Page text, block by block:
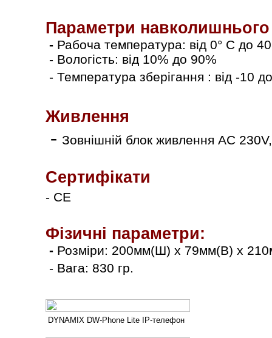
Параметри
- Рабоча температура: від 0° C до
- Вологість: від 10% до 90%
- Температура зберігання : від -10
Живлення
- Зовнішній блок живлення AC
Сертифікати
- CE
Фізичні параметри:
- Розміри: 200мм(Ш) x 79мм(В) x
- Вага: 830 гр.
DYNAMIX DW-Phone Lite IP-телефон